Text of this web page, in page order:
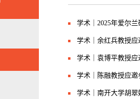
学术｜2025年爱尔
学术｜余红兵教授
学术｜袁博平教授
学术｜陈融教授应
学术｜南开大学胡